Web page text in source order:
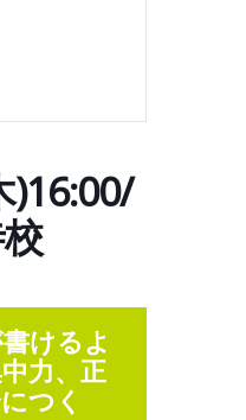
)16:00/
けるよ
力、正
つく